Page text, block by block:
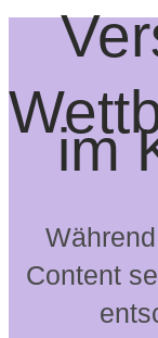
im
Content